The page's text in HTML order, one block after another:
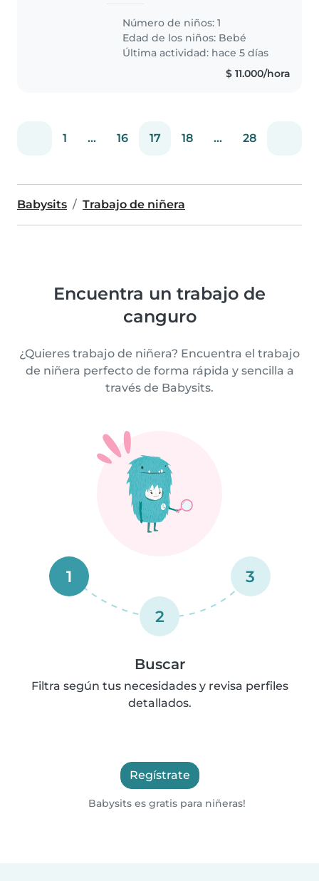
alguien amigable, cariñoso y
tranquilo que se sienta cómodo
con mascotas y ayudando con
las..
Número de niños: 1
Edad de los niños: Bebé
Última actividad: hace 5 días
$ 11.000/hora
1 ... 16 17 18 ... 28
Babysits Trabajo de niñera
Encuentra un trabajo de
canguro
¿Quieres trabajo de niñera? Encuentra el trabajo
de niñera perfecto de forma rápida y sencilla a
través de Babysits.
1
2
3
Buscar
Filtra según tus necesidades y revisa perfiles
detallados.
Regístrate
Babysits es gratis para niñeras!